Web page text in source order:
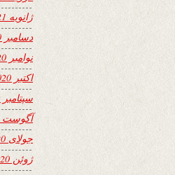
ژانویه 2021
دسامبر 2020
نوامبر 2020
اکتبر 2020
سپتامبر 2020
آگوست 2020
جولای 2020
ژوئن 2020